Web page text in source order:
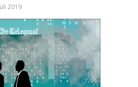
2019